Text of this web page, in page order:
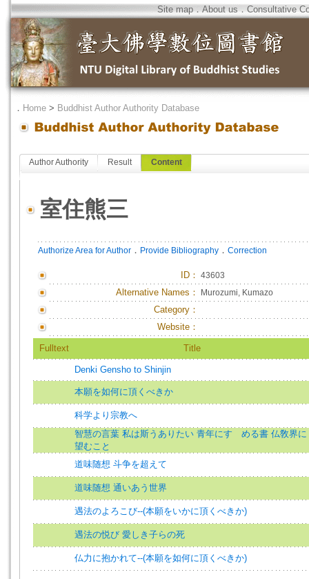
Site map．About us．Consultative
． Home > Buddhist Author Authority Database
Author Authority Result Content
室住熊三
Authorize Area for Author ． Provide Bibliography ． Correction
ID ： 43603
Alternative Names： Murozumi, Kumazo
Category：
Website：
Fulltext Title
Denki Gensho to Shinjin
本願を如何に頂くべきか
科学より宗教へ
智慧の言葉 私は斯うありたい 青年にすゝめる書 仏敎界に
望むこと
道味随想 斗争を超えて
道味随想 通いあう世界
遇法のよろこび--(本願をいかに頂くべきか)
遇法の悦び 愛しき子らの死
仏力に抱かれて--(本願を如何に頂くべきか)